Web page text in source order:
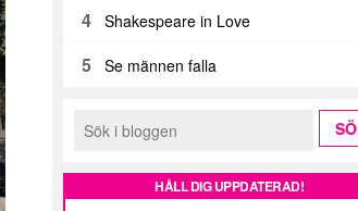
4 Shakespeare in Love
5 Se männen falla
HÅLL DIG UPPDATERAD!